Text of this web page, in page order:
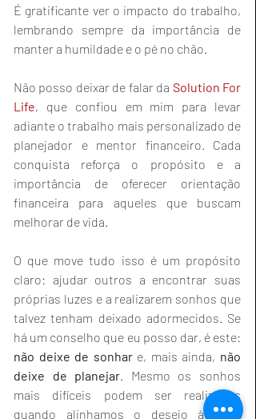
É gratificante ver o impacto do trabalho,
lembrando sempre da importância de
manter a humildade e o pé no chão.
Não posso deixar de falar da Solution For
Life, que confiou em mim para levar
adiante o trabalho mais personalizado de
planejador e mentor financeiro. Cada
conquista reforça o propósito e a
importância de oferecer orientação
financeira para aqueles que buscam
melhorar de vida.
O que move tudo isso é um propósito
claro: ajudar outros a encontrar suas
próprias luzes e a realizarem sonhos que
talvez tenham deixado adormecidos. Se
não deixe de sonhar e, mais ainda, não
deixe de planejar. Mesmo os sonhos
mais difíceis podem ser realizados
quando alinhamos o desejo à ação